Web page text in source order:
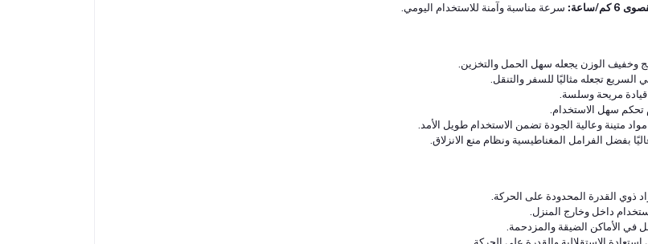
كم/ساعة: سرعة مناسبة وآمنة للاستخدام اليومي.
وخفيف الوزن يجعله سهل الحمل والتخزين.
السريع تجعله مثاليًا للسفر والتنقل.
قيادة مريحة وسلسة.
تحكم سهل الاستخدام.
متينة وعالية الجودة تضمن الاستخدام طويل الأمد.
بفضل الفرامل المغناطيسية ونظام منع الانزلاق.
ذوي القدرة المحدودة على الحركة.
داخل وخارج المنزل.
في الأماكن الضيقة والمزدحمة.